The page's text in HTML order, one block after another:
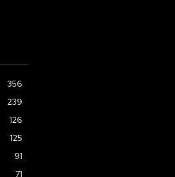
356
239
126
125
91
71